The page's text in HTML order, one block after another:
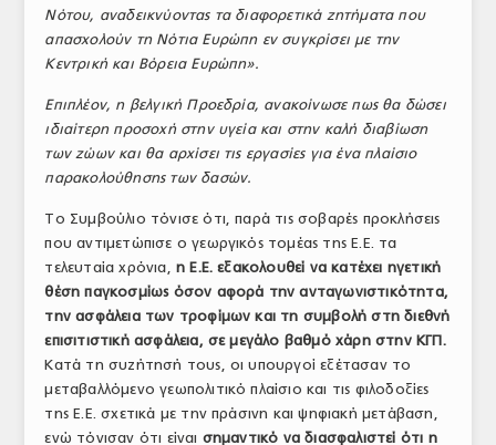
Νότου, αναδεικνύοντας τα διαφορετικά ζητήματα που
απασχολούν τη Νότια Ευρώπη εν συγκρίσει με την
Κεντρική και Βόρεια Ευρώπη».
Επιπλέον, η βελγική Προεδρία, ανακοίνωσε πως θα δώσει
ιδιαίτερη προσοχή στην υγεία και στην καλή διαβίωση
των ζώων και θα αρχίσει τις εργασίες για ένα πλαίσιο
παρακολούθησης των δασών.
Το Συμβούλιο τόνισε ότι, παρά τις σοβαρές προκλήσεις
που αντιμετώπισε ο γεωργικός τομέας της Ε.Ε. τα
τελευταία χρόνια, η Ε.Ε. εξακολουθεί να κατέχει ηγετική
θέση παγκοσμίως όσον αφορά την ανταγωνιστικότητα,
την ασφάλεια των τροφίμων και τη συμβολή στη διεθνή
επισιτιστική ασφάλεια, σε μεγάλο βαθμό χάρη στην ΚΓΠ.
Κατά τη συζήτησή τους, οι υπουργοί εξέτασαν το
μεταβαλλόμενο γεωπολιτικό πλαίσιο και τις φιλοδοξίες
της Ε.Ε. σχετικά με την πράσινη και ψηφιακή μετάβαση,
ενώ τόνισαν ότι είναι σημαντικό να διασφαλιστεί ότι η